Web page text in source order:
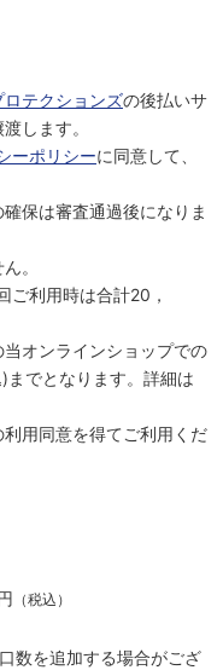
テクションズの後払いサ
します。
ーポリシーに同意して、
保は審査通過後になりま
。
ご利用時は合計20，
オンラインショップでの
でとなります。詳細は
用同意を得てご利用くだ
（税込）
数を追加する場合がござ